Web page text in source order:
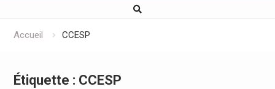
Accueil CCESP
Étiquette : CCESP